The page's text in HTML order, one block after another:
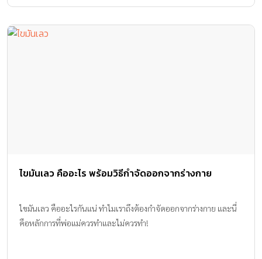
โลกกว้าง สร้างแรงบันดาลใจในทุกก้าว ระหว่างวันที่ 9 – 12 มกราคม
ไขมันเลว คืออะไร พร้อมวิธีกำจัดออกจากร่างกาย
ไขมันเลว คืออะไรกันแน่ ทำไมเราถึงต้องกำจัดออกจากร่างกาย และนี่
คือหลักการที่พ่อแม่ควรทำและไม่ควรทำ!